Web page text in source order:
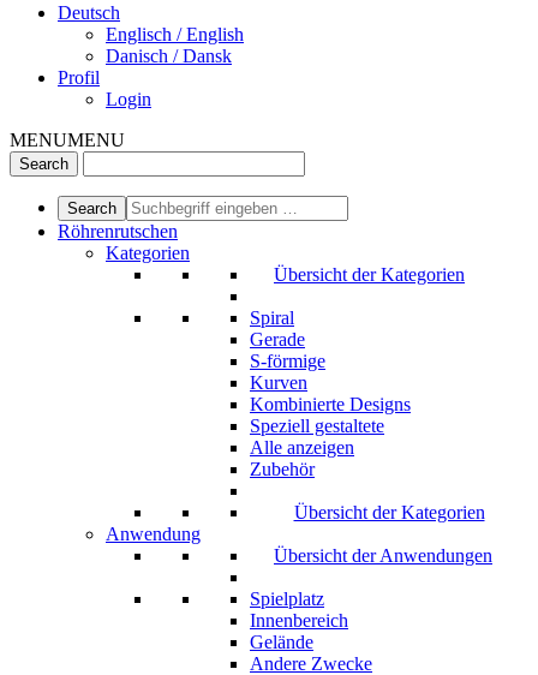
Deutsch
Englisch / English
Danisch / Dansk
Profil
Login
MENUMENU
Röhrenrutschen
Kategorien
Übersicht der Kategorien
Spiral
Gerade
S-förmige
Kurven
Kombinierte Designs
Speziell gestaltete
Alle anzeigen
Zubehör
Übersicht der Kategorien
Anwendung
Übersicht der Anwendungen
Spielplatz
Innenbereich
Gelände
Andere Zwecke